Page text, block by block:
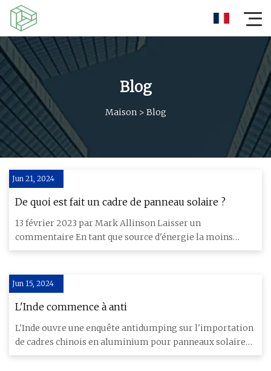
Blog
Maison > Blog
Jun 21, 2024
De quoi est fait un cadre de panneau solaire ?
13 février 2023 par Mark Allinson Laisser un
commentaire En tant que source d'énergie la moins
chère au monde, l'énergi
Jun 15, 2024
L'Inde commence à anti
L'Inde ouvre une enquête antidumping sur l'importation
de cadres chinois en aluminium pour panneaux solaires |
menthe